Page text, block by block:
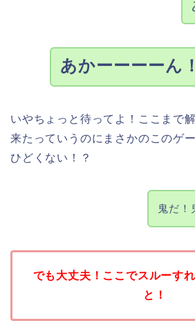
あかーーーーん
いやちょっと待ってよ！ここまで
来たっていうのにまさかのこのゲ
ひどくない！？
鬼だ！
でも大丈夫！ここでスルーす
と！